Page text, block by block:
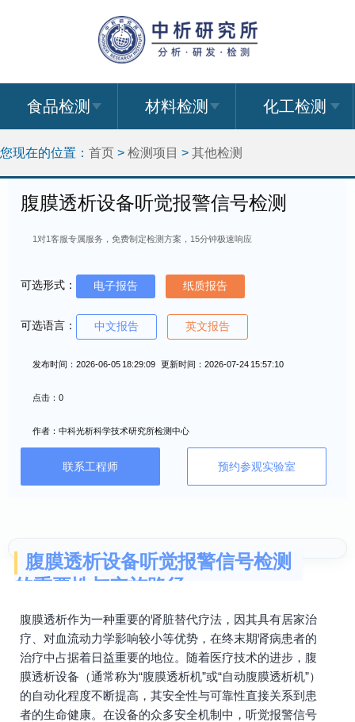
食品检测 材料检测 化工检测
您现在的位置： 首页 > 检测项目 > 其他检测
腹膜透析设备听觉报警信号检测
1对1客服专属服务，免费制定检测方案，15分钟极速响应
可选形式： 电子报告 纸质报告
可选语言： 中文报告 英文报告
发布时间：2026-06-05 18:29:09 更新时间：2026-07-24 15:57:10
点击：0
作者：中科光析科学技术研究所检测中心
联系工程师 预约参观实验室
腹膜透析设备听觉报警信号检测
的重要性与实施路径
腹膜透析作为一种重要的肾脏替代疗法，因其具有居家治
疗、对血流动力学影响较小等优势，在终末期肾病患者的
治疗中占据着日益重要的地位。随着医疗技术的进步，腹
膜透析设备（通常称为“腹膜透析机”或“自动腹膜透析机”）
的自动化程度不断提高，其安全性与可靠性直接关系到患
者的生命健康。在设备的众多安全机制中，听觉报警信号